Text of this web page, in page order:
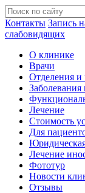
Контакты Запись
слабовидящих
О клинике
Врачи
Отделения и
Лечение
Стоимость
Для
Лечение
Фототур
Новости
Отзывы